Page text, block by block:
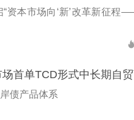
资本市场向‘新’改革新征程
首单TCD形式中长期自
债产品体系